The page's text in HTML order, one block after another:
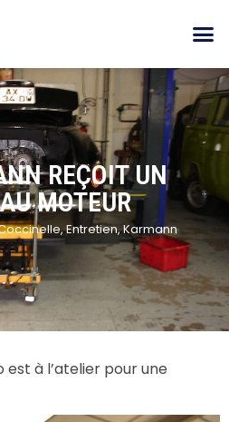
REÇOIT UN
MOTEUR
,Entretien,Karmann
à l’atelier pour une